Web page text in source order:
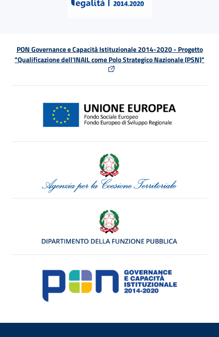
PON Governance e Capacità Istituzionale 2014-2020 - Progetto
"Qualificazione dell'INAIL come Polo Strategico Nazionale (PSN)"